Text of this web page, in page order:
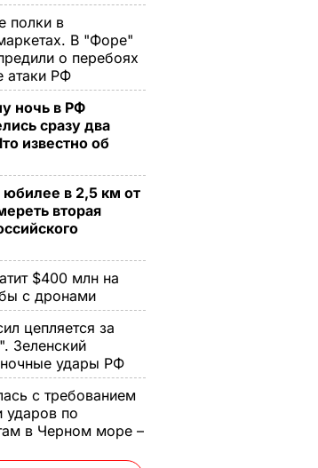
пригласил
и
за
в
полки в
В "Форе"
о перебоях
атаки РФ
ночь в РФ
сразу два
известно об
юбилее в 2,5 км от
вторая
$400 млн на
с дронами
цепляется за
Зеленский
ночные удары РФ
с требованием
по
в Черном море –